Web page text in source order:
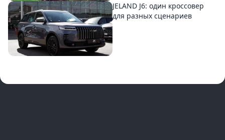
JELAND J6: один кроссовер
для разных сценариев